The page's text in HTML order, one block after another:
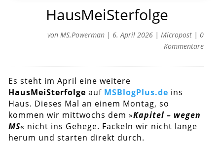
HausMeiSterfolge
von MS.Powerman| 6. April 2026| Micropost| 0
Kommentare
Es steht im April eine weitere
HausMeiSterfolge auf MSBlogPlus.de ins
Haus. Dieses Mal an einem Montag, so
kommen wir mittwochs dem »Kapitel – wegen
MS« nicht ins Gehege. Fackeln wir nicht lange
herum und starten direkt durch.